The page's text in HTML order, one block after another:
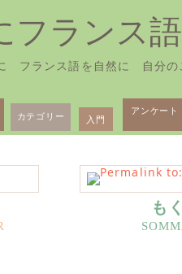
ランス語
フランス語を自然に 自分の
カテゴリー 入門
アンケート
も